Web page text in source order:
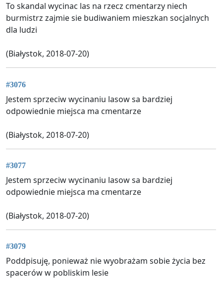
To skandal wycinac las na rzecz cmentarzy niech
burmistrz zajmie sie budiwaniem mieszkan socjalnych
dla ludzi
(Białystok, 2018-07-20)
#3076
Jestem sprzeciw wycinaniu lasow sa bardziej
odpowiednie miejsca ma cmentarze
(Białystok, 2018-07-20)
#3077
Jestem sprzeciw wycinaniu lasow sa bardziej
odpowiednie miejsca ma cmentarze
(Białystok, 2018-07-20)
#3079
Poddpisuję, ponieważ nie wyobrażam sobie życia bez
spacerów w pobliskim lesie